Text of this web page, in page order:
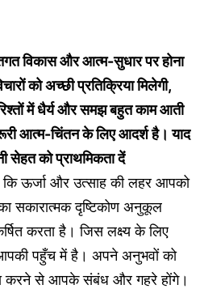
विकास और आत्म-सुधार पर होना
को अच्छी प्रतिक्रिया मिलेगी,
में धैर्य और समझ बहुत काम आती
आत्म-चिंतन के लिए आदर्श है। याद
सेहत को प्राथमिकता दें
ऊर्जा और उत्साह की लहर आपको
सकारात्मक दृष्टिकोण अनुकूल
करता है। जिस लक्ष्य के लिए
पहुँच में है। अपने अनुभवों को
करने से आपके संबंध और गहरे होंगे।